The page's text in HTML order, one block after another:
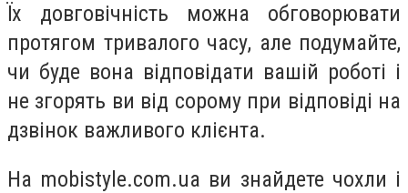
Їх довговічність можна обговорювати
протягом тривалого часу, але подумайте,
чи буде вона відповідати вашій роботі і
не згорять ви від сорому при відповіді на
дзвінок важливого клієнта.
На mobistyle.com.ua ви знайдете чохли і